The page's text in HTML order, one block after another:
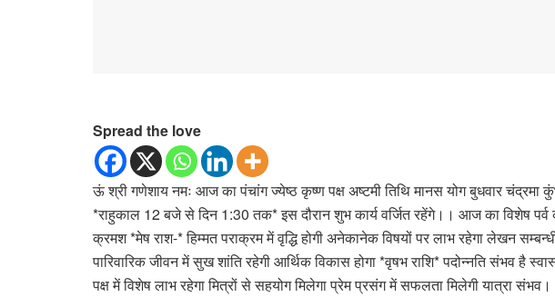
Spread the love
ऊं श्री गणेशाय नमः आज का पंचांग ज्येष्ठ कृष्ण पक्ष अष्टमी तिथि मानस योग बुधवार चंद्रमा
*राहुकाल 12 बजे से दिन 1:30 तक* इस दौरान शुभ कार्य वर्जित रहेंगे।। आज का विशेष
क्रमश *मेष राश-* हिम्मत पराक्रम में वृद्धि होगी अनेकानेक विषयों पर लाभ रहेगा लेखन
पारिवारिक जीवन में सुख शांति रहेगी आर्थिक विकास होगा *वृषभ राशि* पदोन्नति संभव है
पक्ष में विशेष लाभ रहेगा मित्रों से सहयोग मिलेगा प्रेम प्रसंग में सफलता मिलेगी यात्रा